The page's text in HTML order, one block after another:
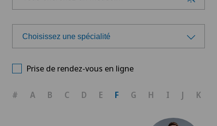
Choisissez une spécialité
Prise de rendez-vous en ligne
# A B C D E F G H I J K